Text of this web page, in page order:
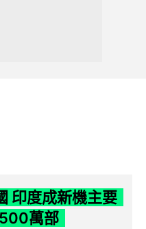
印度成新機主要
萬部